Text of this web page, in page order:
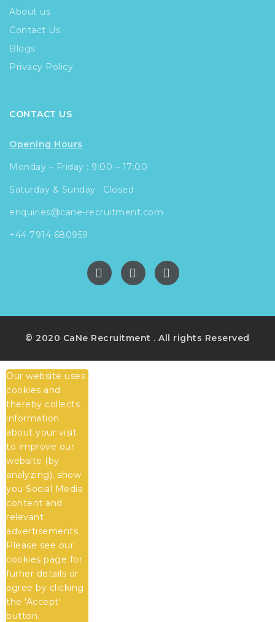
About us
Contact Us
Blogs
Privacy Policy
CONTACT US
Opening Hours
Monday – Friday : 9:00 – 17:00
Saturday & Sunday : Closed
enquiries@cane-recruitment.com
+44 7914 680959
© 2020 CaNe Recruitment . All rights Reserved
Our website uses
cookies and
thereby collects
information
about your visit
to improve our
website (by
analyzing), show
you Social Media
content and
relevant
advertisements.
Please see our
cookies page for
furher details or
agree by clicking
the 'Accept'
button.